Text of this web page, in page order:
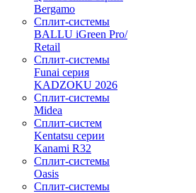
Bergamo
Сплит-системы
BALLU iGreen Pro/
Retail
Сплит-системы
Funai серия
KADZOKU 2026
Сплит-системы
Midea
Сплит-систем
Kentatsu серии
Kanami R32
Сплит-системы
Oasis
Сплит-системы